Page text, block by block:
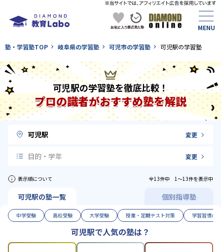
塾・学習塾TOP 岐阜県の学習塾 可児市の学習塾 可児駅の学習塾
可児駅の学習塾を徹底比較！
プロの識者がおすすめ塾を解説
可児駅 変更
目的・学年 変更
表示順について 全13件中 1〜13件を表示中
可児駅の塾一覧 個別指導塾
中学受験 高校受験 大学受験 授業・定期テスト対策 学習習慣の
可児駅で人気の塾は？